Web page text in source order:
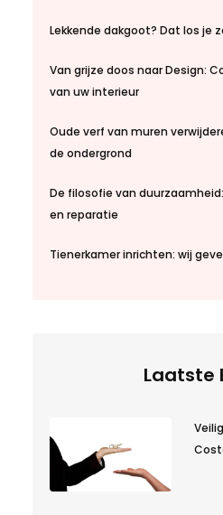
Lekkende dakgoot? Dat los je
Van grijze doos naar Design:
van uw interieur
Oude verf van muren
de ondergrond
De filosofie van
en reparatie
Tienerkamer inrichten: wij
Laatste